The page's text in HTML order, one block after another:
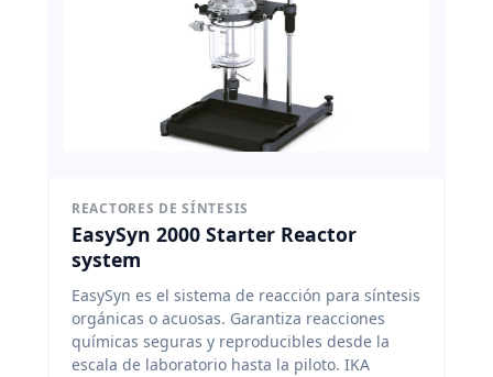
REACTORES DE SÍNTESIS
EasySyn 2000 Starter Reactor
system
EasySyn es el sistema de reacción para síntesis
orgánicas o acuosas. Garantiza reacciones
químicas seguras y reproducibles desde la
escala de laboratorio hasta la piloto. IKA